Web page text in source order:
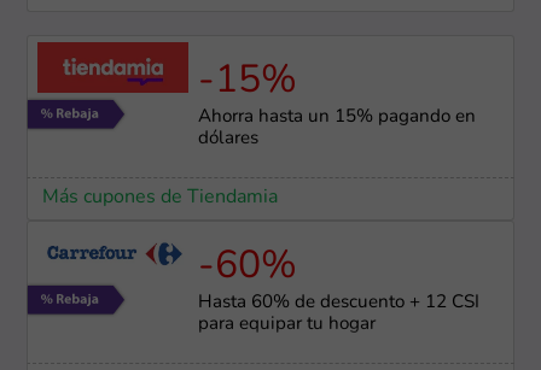
-15%
Ahorra hasta un 15% pagando en
dólares
Más cupones de Tiendamia
-60%
Hasta 60% de descuento + 12 CSI
para equipar tu hogar